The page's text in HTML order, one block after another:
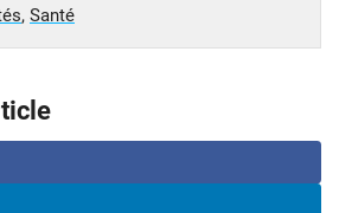
, Santé